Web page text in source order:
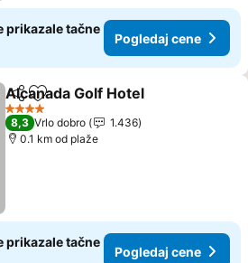
prikazale tačne
Pogledaj cene
Deli Dodati u favorite
Alcanada Golf Hotel
4 Zvezdice
8,3 Vrlo dobro
1.436
0.1 km od plaže
prikazale tačne
Pogledaj cene